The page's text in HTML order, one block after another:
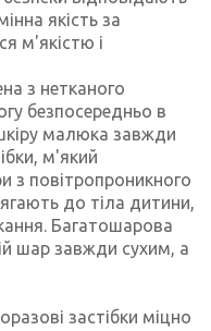
якість за
м'якістю і
​​з нетканого
безпосередньо в
малюка завжди
м'який
з повітропроникного
до тіла дитини,
Багатошарова
шар завжди сухим, а
застібки міцно